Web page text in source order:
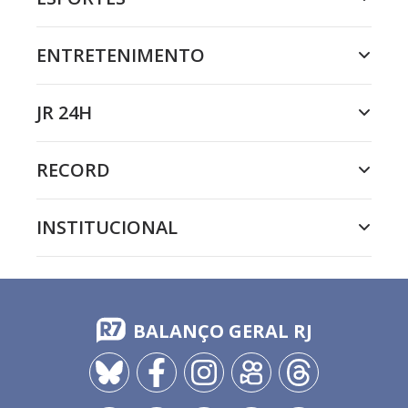
ENTRETENIMENTO
JR 24H
RECORD
INSTITUCIONAL
BALANÇO GERAL RJ